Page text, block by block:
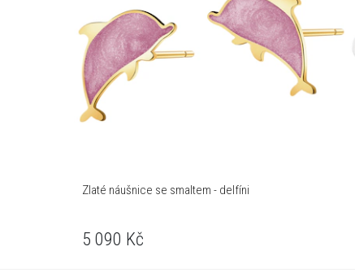
Zlaté náušnice se smaltem - delfíni
5 090 Kč